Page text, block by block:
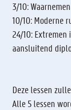
3/10:
10/10: Moderne
24/10:
aansluitend
Deze lessen
Alle 5 lessen